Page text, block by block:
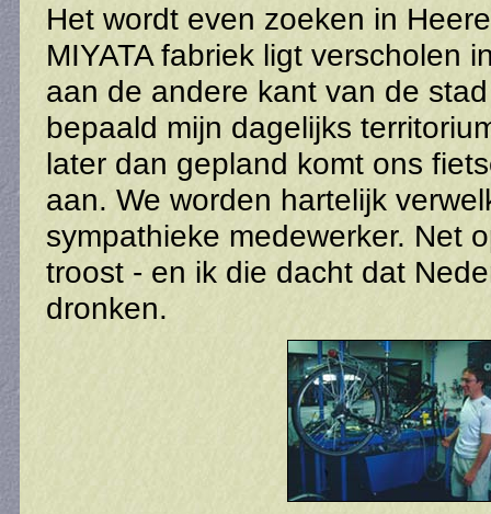
Het wordt even zoeken in
MIYATA fabriek ligt verscholen
aan de andere kant van de
bepaald mijn dagelijks
later dan gepland komt ons
aan. We worden hartelijk
sympathieke medewerker. Net
troost - en ik die dacht dat
dronken.